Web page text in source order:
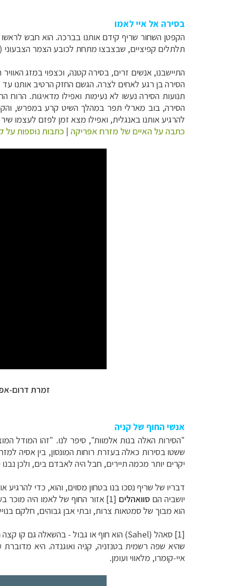
בסירה אל איי לאמו
הקפטן השחור שריף קידם אותנו בברכה. הוא חבש לראשו
תלתלים קפיציים, שבצבצו מתחת לכובע הצמר הצבעוני
התיישבנו, אנשים זרים, בסירה קטנה, וכצפוי במזג
הסירה בן רגע לאחים לצרה. הגשם החזק הרטיב אותנו
תנועות הסירה נעשו לא נעימות ואפילו מדאיגות.
הסירה, בוב מארלי תפר במהלך השיט קרע במפרש,
להרגיע אותנו באנגלית, ואפילו מצא זמן לפזם לעצמו
כתבה על האיים של מזרח אפריקה | כתבות נוספות על
זמרת דרום-
אנשי החוף של קניה
"הסירות האלה בנות אלמוות", סיפר לנו. "זהו המודל
ששטו בסירות כאלה בעזרת רוחות המונסון, בין אסיה
יקרים יותר מכמה תיירים, חבל היה לאבדם בים, ולכן
דבריו של שריף נסכו בנו בטחון מסוים, והוא, כדי
יושביה הם סוואהלים [1] אזור החוף של לאמו היה מוכר בעבר בשמו
הוא מבוך של סמטאות צרות, ובתי אבן גבוהים, חלקם
[1] סאהל
(Sahel) הוא חוף או גבול - בהשאלה גם קו
שהיא שפה רשמית בטנזניה, קניה ואוגנדה. היא מדוברת על ידי כ-50 מיליון איש במדינות אלו וגם במדינות נוספות במזרח
איי-קומרו, מלאווי ועומן.